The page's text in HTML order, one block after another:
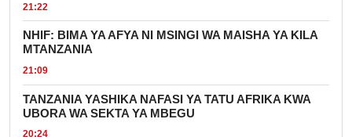
21:22
NHIF: BIMA YA AFYA NI MSINGI WA MAISHA YA KILA
MTANZANIA
21:09
TANZANIA YASHIKA NAFASI YA TATU AFRIKA KWA
UBORA WA SEKTA YA MBEGU
20:24